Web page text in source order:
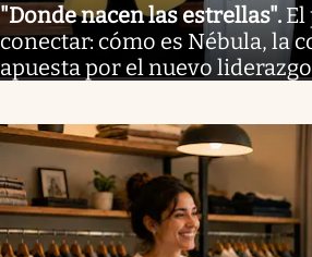
"Donde nacen las estrellas". El
conectar: cómo es Nébula, la
apuesta por el nuevo